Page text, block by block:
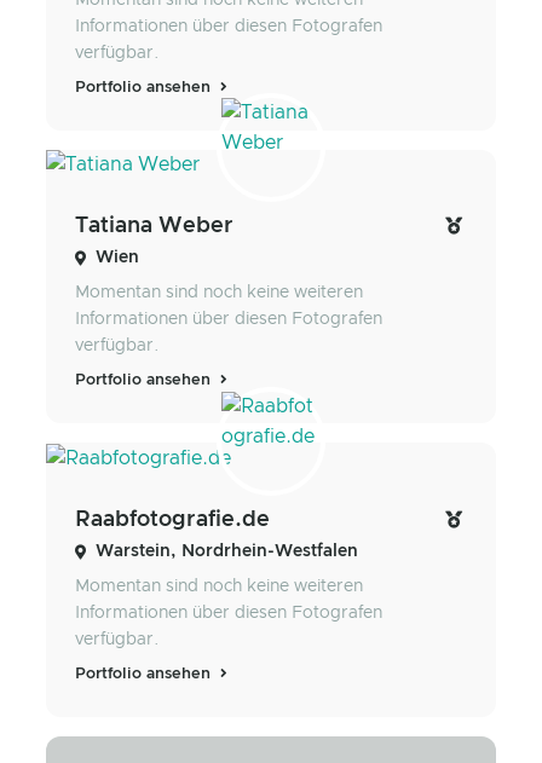
Informationen über diesen Fotografen
verfügbar.
Portfolio ansehen
Tatiana Weber
Wien
Momentan sind noch keine weiteren
Informationen über diesen Fotografen
verfügbar.
Portfolio ansehen
Raabfotografie.de
Warstein, Nordrhein-Westfalen
Momentan sind noch keine weiteren
Informationen über diesen Fotografen
verfügbar.
Portfolio ansehen